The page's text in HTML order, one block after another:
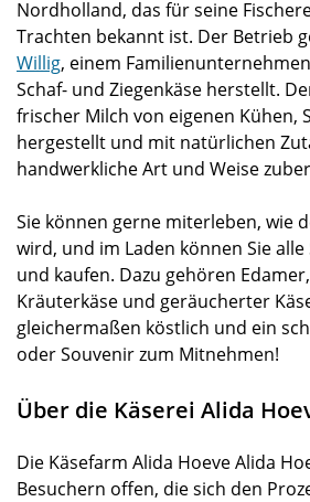
Nordholland, das für seine
Trachten bekannt ist. Der Betrieb
Willig, einem
Schaf- und Ziegenkäse herstellt.
frischer Milch von eigenen Kühen,
hergestellt und mit natürlichen
handwerkliche Art und Weise
Sie können gerne miterleben, wie
wird, und im Laden können Sie
und kaufen. Dazu gehören
Kräuterkäse und geräucherter
gleichermaßen köstlich und ein
oder Souvenir zum Mitnehmen!
Über die Käserei Alida
Die Käsefarm Alida Hoeve Alida
Besuchern offen, die sich den